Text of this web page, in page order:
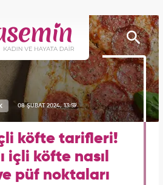
08 ŞUBAT 2024, 13:59
köfte tarifleri!
içli köfte nasıl
püf noktaları